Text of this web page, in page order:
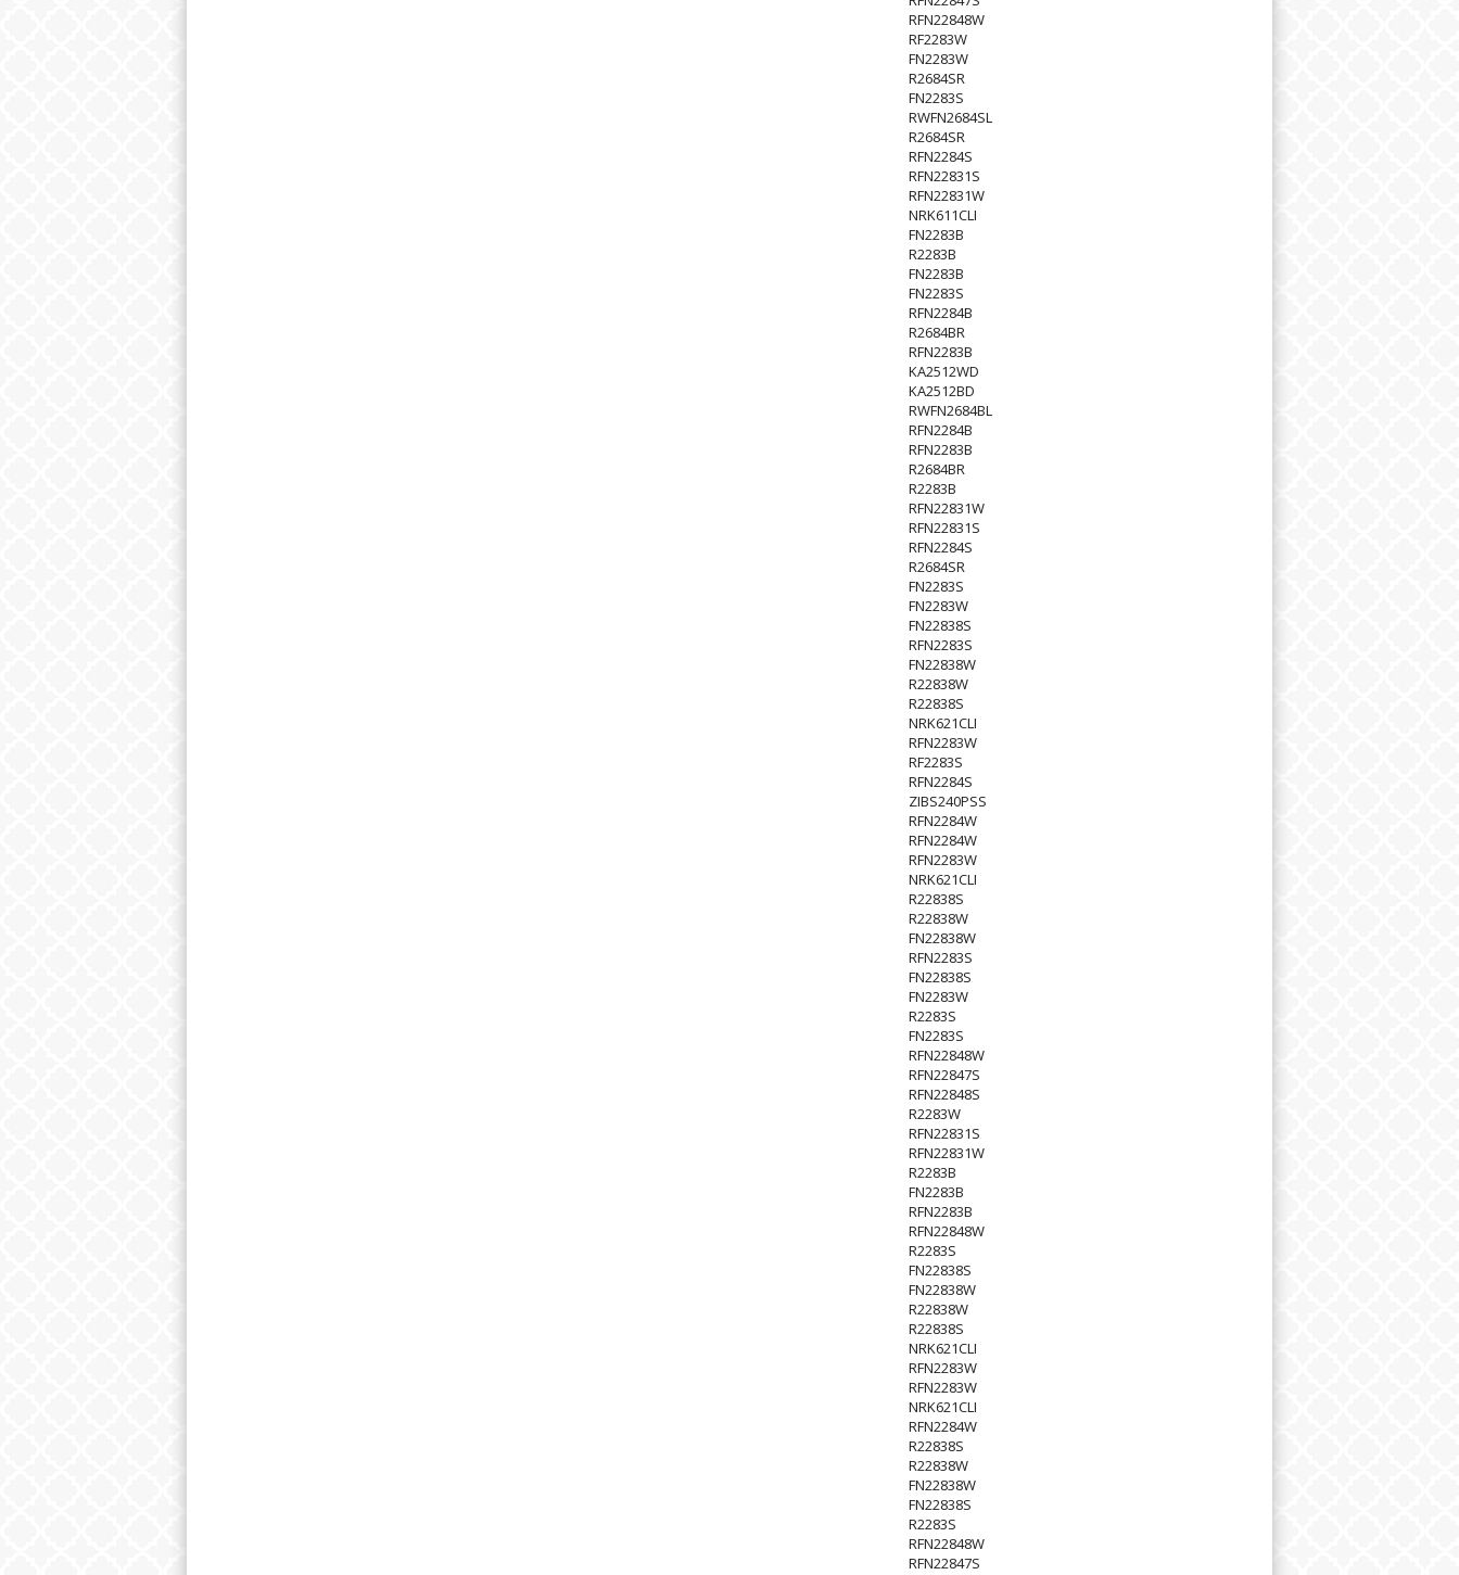
RFN22848W
RF2283W
FN2283W
R2684SR
FN2283S
RWFN2684SL
R2684SR
RFN2284S
RFN22831S
RFN22831W
NRK611CLI
FN2283B
R2283B
FN2283B
FN2283S
RFN2284B
R2684BR
RFN2283B
KA2512WD
KA2512BD
RWFN2684BL
RFN2284B
RFN2283B
R2684BR
R2283B
RFN22831W
RFN22831S
RFN2284S
R2684SR
FN2283S
FN2283W
FN22838S
RFN2283S
FN22838W
R22838W
R22838S
NRK621CLI
RFN2283W
RF2283S
RFN2284S
ZIBS240PSS
RFN2284W
RFN2284W
RFN2283W
NRK621CLI
R22838S
R22838W
FN22838W
RFN2283S
FN22838S
FN2283W
R2283S
FN2283S
RFN22848W
RFN22847S
RFN22848S
R2283W
RFN22831S
RFN22831W
R2283B
FN2283B
RFN2283B
RFN22848W
R2283S
FN22838S
FN22838W
R22838W
R22838S
NRK621CLI
RFN2283W
RFN2283W
NRK621CLI
RFN2284W
R22838S
R22838W
FN22838W
FN22838S
R2283S
RFN22848W
RFN22847S